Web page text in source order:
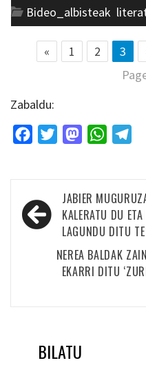
Bideo_albisteak
« 1 2 3
Zabaldu:
FacebookTwitterMastodon
Bidalketetan
zehar
nabigatu
JABIER
KALERATU DU
LAGUNDU DITU
NEREA BALDAK
EKARRI DITU
BILATU